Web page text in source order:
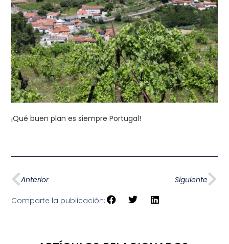
¡Qué buen plan es siempre Portugal!
Anterior Siguiente
Comparte la publicación: